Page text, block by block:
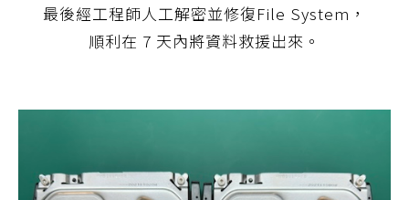
最後經工程師人工解密並修復File System，
順利在 7 天內將資料救援出來。